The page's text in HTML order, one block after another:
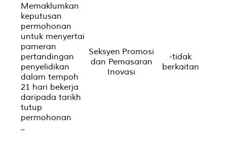
Memaklumkan
keputusan
permohonan
untuk menyertai
pameran
pertandingan
penyelidikan
dalam tempoh
21 hari bekerja
daripada tarikh
tutup
permohonan
..
Seksyen Promosi
dan Pemasaran
Inovasi
-tidak
berkaitan